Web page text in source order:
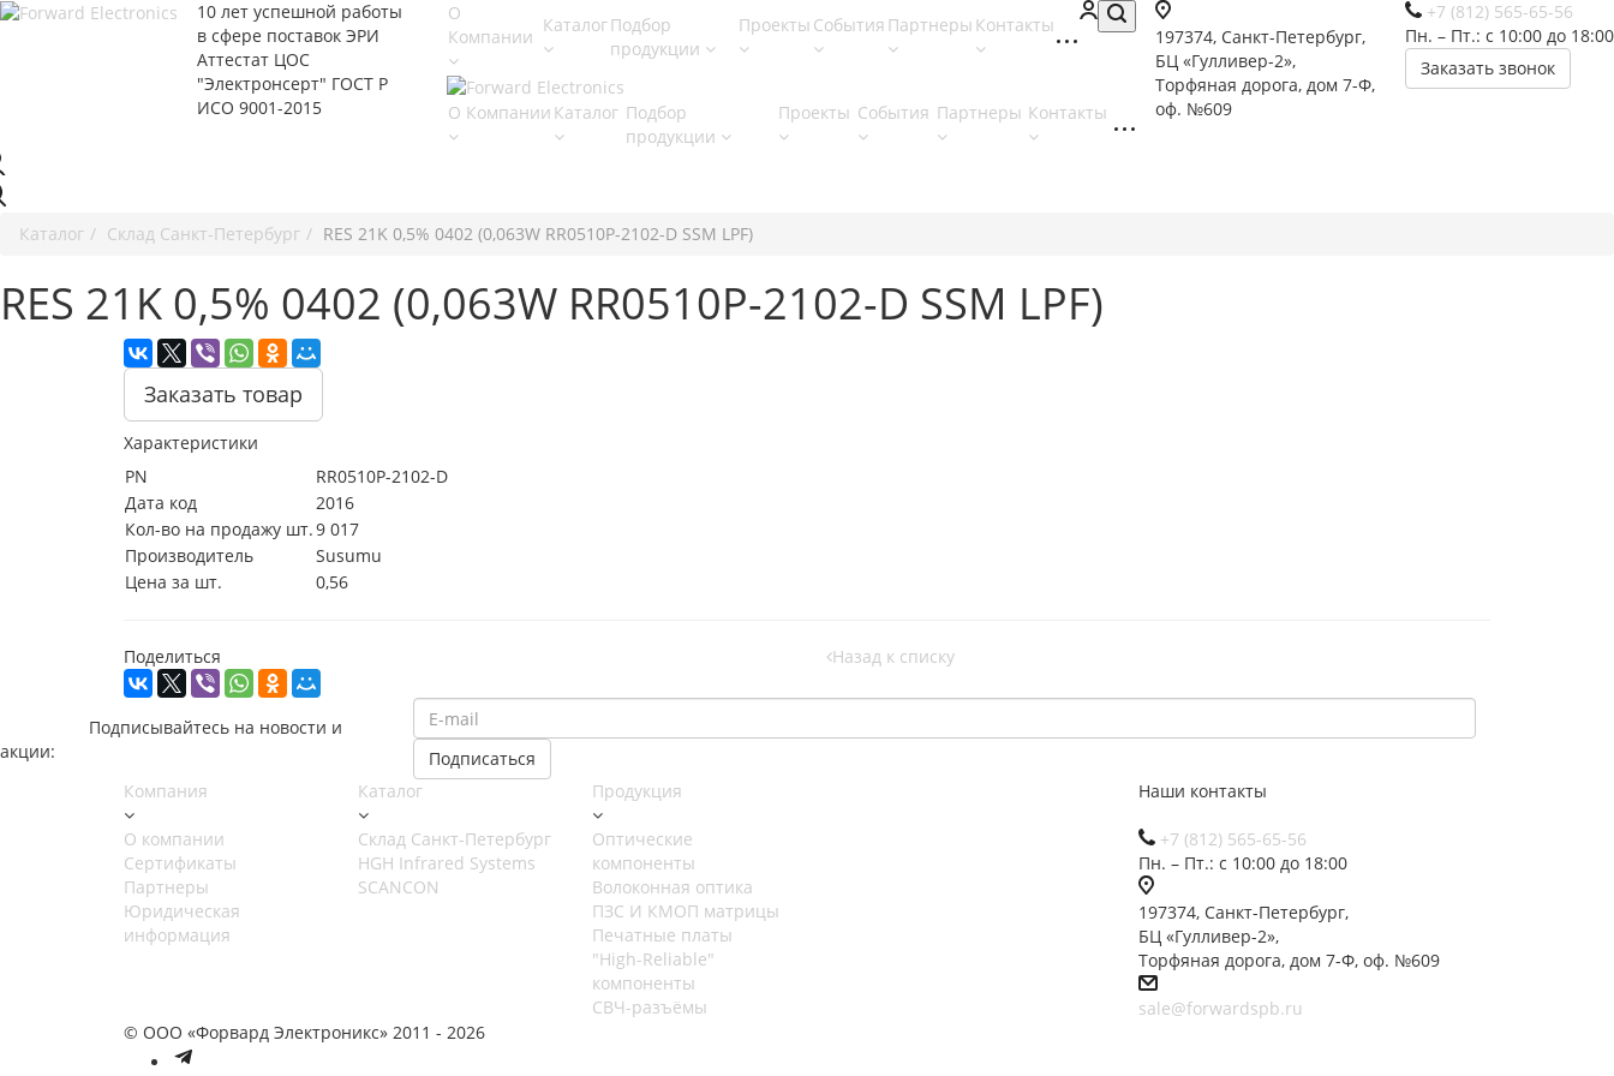
10 лет успешной работы
в сфере поставок ЭРИ
Аттестат ЦОС
"Электронсерт" ГОСТ Р
ИСО 9001-2015
+7 (812) 565-65-56
Пн. – Пт.: с 10:00 до 18:00
Заказать звонок
197374, Санкт-Петербург,
БЦ «Гулливер-2»,
Торфяная дорога, дом 7-Ф,
оф. №609
О
Компании
КаталогПодбор
продукции
Проекты События Партнеры Контакты
О Компании Каталог Подбор
продукции
Проекты События Партнеры Контакты
Каталог Cклад Санкт-Петербург RES 21K 0,5% 0402 (0,063W RR0510P-2102-D SSM LPF)
RES 21K 0,5% 0402 (0,063W RR0510P-2102-D SSM LPF)
Заказать товар
Характеристики
PN
RR0510P-2102-D
Дата код
2016
Кол-во на продажу шт.9 017
Производитель
Susumu
Цена за шт.
0,56
Поделиться Назад к списку
Подписывайтесь на новости и
акции:
Компания
О компании
Сертификаты
Партнеры
Юридическая
информация
Каталог
Cклад Санкт-Петербург
HGH Infrared Systems
SCANCON
Продукция
Оптические
компоненты
Волоконная оптика
ПЗС И КМОП матрицы
Печатные платы
"High-Reliable"
компоненты
СВЧ-разъёмы
Наши контакты
+7 (812) 565-65-56
Пн. – Пт.: с 10:00 до 18:00
197374, Санкт-Петербург,
БЦ «Гулливер-2»,
Торфяная дорога, дом 7-Ф, оф. №609
sale@forwardspb.ru
© ООО «Форвард Электроникс» 2011 - 2026